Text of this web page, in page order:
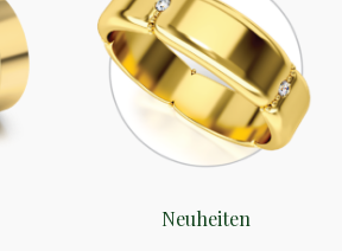
Neuheiten